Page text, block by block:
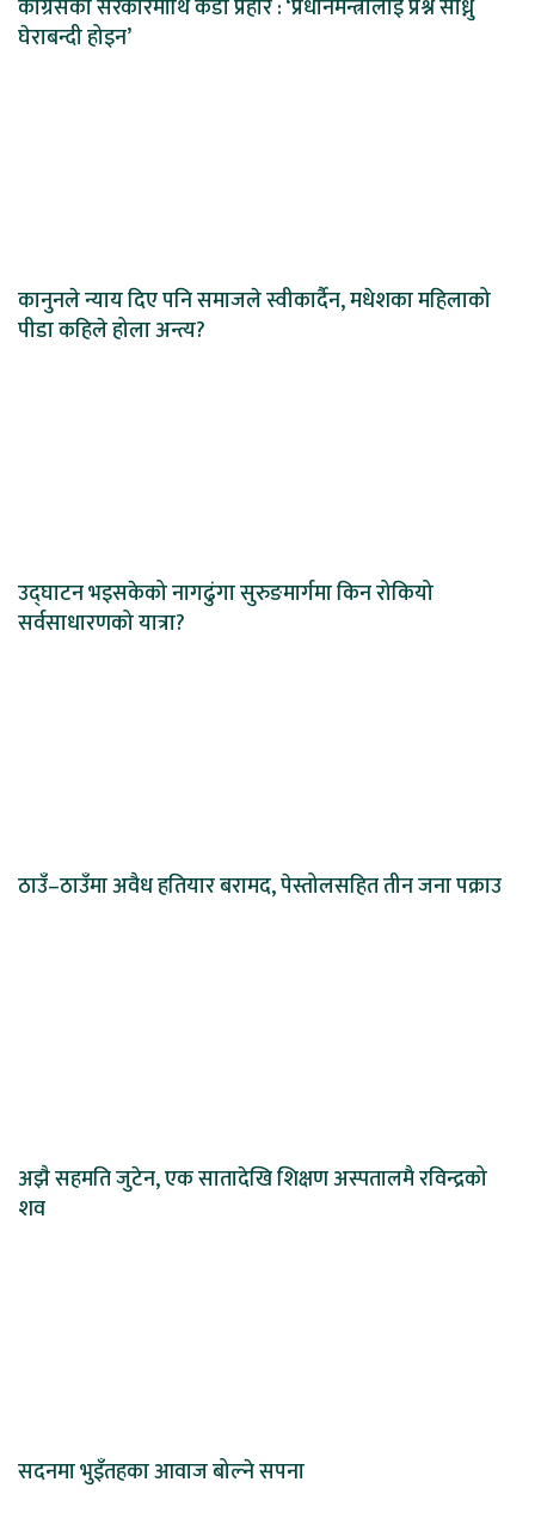
कांग्रेसको सरकारमाथि कडा प्रहार : ‘प्रधानमन्त्रीलाई प्रश्न सोध्नु
घेराबन्दी होइन’
कानुनले न्याय दिए पनि समाजले स्वीकार्दैन, मधेशका महिलाको
पीडा कहिले होला अन्त्य?
उद्घाटन भइसकेको नागढुंगा सुरुङमार्गमा किन रोकियो
सर्वसाधारणको यात्रा?
ठाउँ–ठाउँमा अवैध हतियार बरामद, पेस्तोलसहित तीन जना पक्राउ
अझै सहमति जुटेन, एक सातादेखि शिक्षण अस्पतालमै रविन्द्रको
शव
सदनमा भुइँतहका आवाज बोल्ने सपना